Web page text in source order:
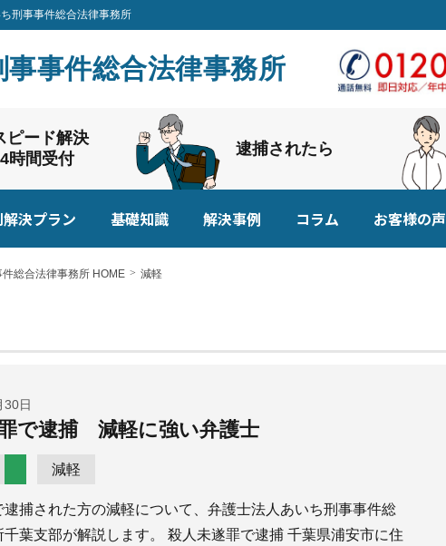
刑事事件総合法律事務所
事件総合法律事務所
ピード解決
時間受付
逮捕されたら
決プラン 基礎知識 解決事例 コラム お客様の声
総合法律事務所 HOME 減軽
30日
で逮捕 減軽に強い弁護士
減軽
逮捕された方の減軽について、弁護士法人あいち刑事事件総
葉支部が解説します。 殺人未遂罪で逮捕 千葉県浦安市に住